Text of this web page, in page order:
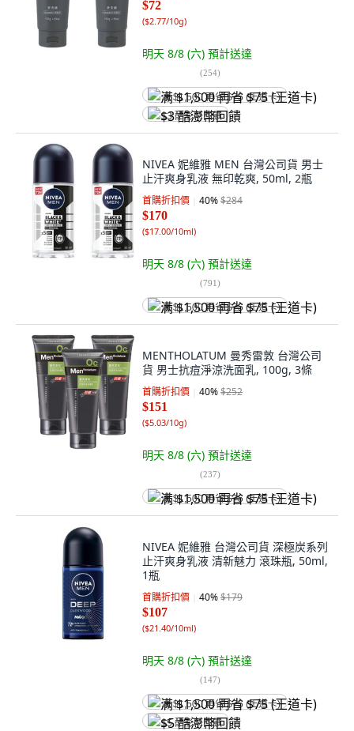
$72
($2.77/10g)
明天 8/8 (六) 預計送達
(254)
满 $1,500 再省 $75 (王道卡)
$3 酷澎幣回饋
NIVEA 妮維雅 MEN 台灣公司貨 男士
止汗爽身乳液 無印乾爽, 50ml, 2瓶
首購折扣價 40%$284
$170
($17.00/10ml)
明天 8/8 (六) 預計送達
(791)
满 $1,500 再省 $75 (王道卡)
MENTHOLATUM 曼秀雷敦 台灣公司
貨 男士抗痘淨涼洗面乳, 100g, 3條
首購折扣價 40%$252
$151
($5.03/10g)
明天 8/8 (六) 預計送達
(237)
满 $1,500 再省 $75 (王道卡)
NIVEA 妮維雅 台灣公司貨 深極炭系列
止汗爽身乳液 清新魅力 滾珠瓶, 50ml,
1瓶
首購折扣價 40%$179
$107
($21.40/10ml)
明天 8/8 (六) 預計送達
(147)
满 $1,500 再省 $75 (王道卡)
$5 酷澎幣回饋